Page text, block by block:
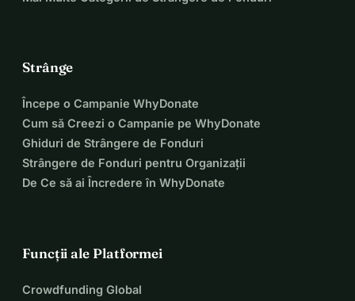
Strânge
Începe o Campanie WhyDonate
Cum să Creezi o Campanie pe WhyDonate
Ghiduri de Strângere de Fonduri
Strângere de Fonduri pentru Organizații
De Ce să ai Încredere în WhyDonate
Funcții ale Platformei
Crowdfunding Global